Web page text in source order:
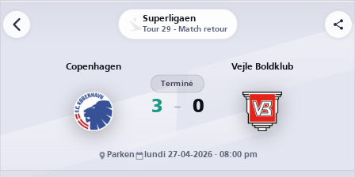
Superligaen
Tour 29 - Match retour
Copenhagen
3
Terminé
0
Vejle Boldklub
Parken lundi 27-04-2026 · 08:00 pm